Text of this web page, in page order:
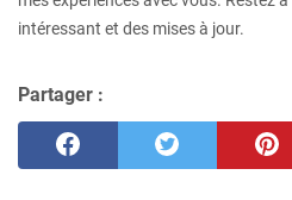
intéressant et des mises à jour.
Partager :